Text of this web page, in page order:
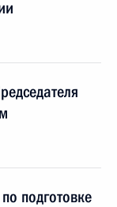
подготовке